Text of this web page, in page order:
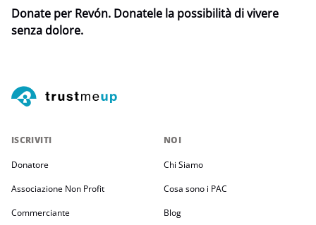
Donate per Revón. Donatele la possibilità di vivere
senza dolore.
ISCRIVITI
Donatore
Associazione Non Profit
Commerciante
NOI
Chi Siamo
Cosa sono i PAC
Blog